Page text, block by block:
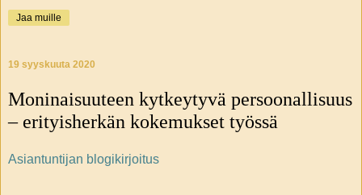
Jaa muille
19 syyskuuta 2020
Moninaisuuteen kytkeytyvä persoonallisuus
– erityisherkän kokemukset työssä
Asiantuntijan blogikirjoitus